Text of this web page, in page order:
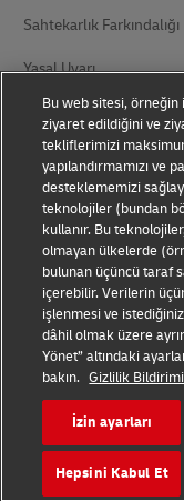
Sahtekarlık Farkındalığı
Yasal Uyarı
Kullanım Koşulları
Gizlilik Bildirimi
Kişisel Verilerin
Ek Bilgiler
DHL Express Tüketici
Çerez Ayarları
Bizi Takip Edin
Bu web sitesi, örneğin
ziyaret edildiğini ve
tekliflerimizi
yapılandırmamızı ve
desteklememizi
teknolojiler (bundan
kullanır. Bu
olmayan ülkelerde
bulunan üçüncü taraf
içerebilir. Verilerin
işlenmesi ve
dâhil olmak üzere
Yönet” altındaki
bakın. Gizlilik Bildirimi
İzin ayarları
Hepsini Kabul Et